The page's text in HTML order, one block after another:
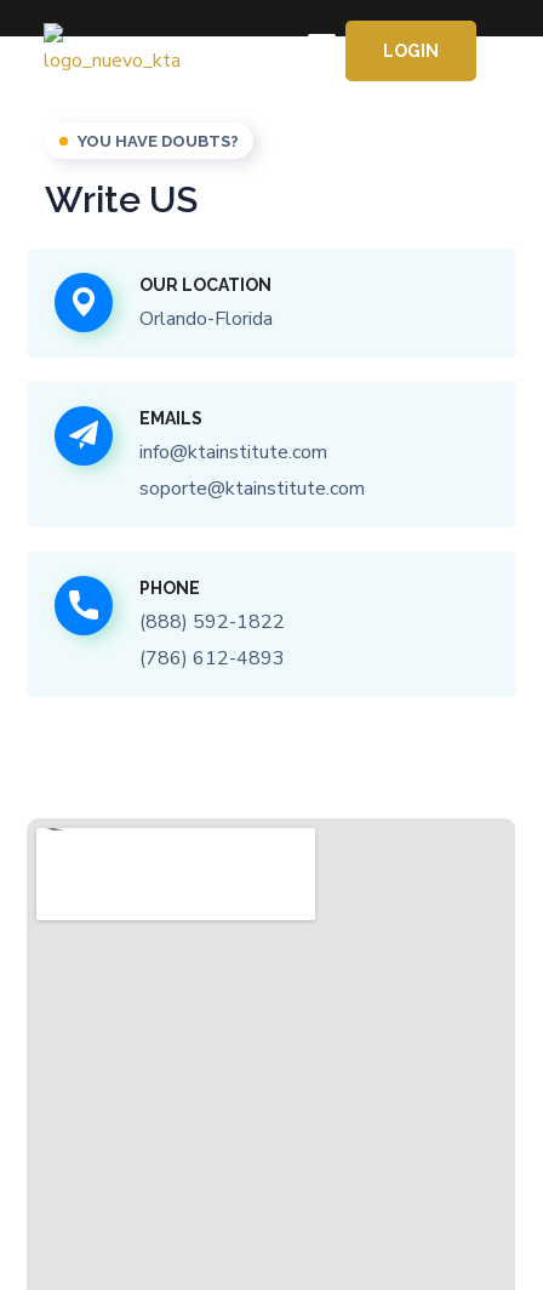
LOGIN
YOU HAVE DOUBTS?
Write US
OUR LOCATION
Orlando-Florida
EMAILS
info@ktainstitute.com
soporte@ktainstitute.com
PHONE
(888) 592-1822
(786) 612-4893